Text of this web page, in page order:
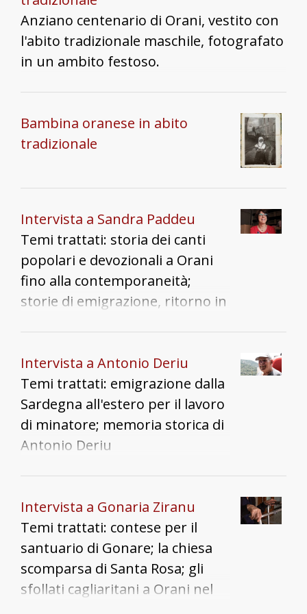
mancanza di biscotti o altri
dolci. Sig.ra Gigina aggiunge che
la festa di Sant’Andrea è stata
in grande. Vi partecipano le
confraternite e le persone in
le pandele dei santi in
santo viene portata sul carro
dei buoi vestiti a festa. Tonino
aggiunge che nonostante
Sant’Andrea sia il patrono del
paese, in passato la festa
principale era San Daniele, il 13
una grandissima festa, oggi
ridimensionata come tante
altre. La chiacchierata prosegue
con il signor Luigi Paddeu che ci
racconta un aneddoto sulla
devozione alla madonna di
sopravvisse al favismo, sua
madre fece una promessa alla
Madonna: sarebbero andati ad
“estivare” sul monte dividendo
una cumbessia con un’altra
Anziano centenario di Orani, vestito con
l'abito tradizionale maschile, fotografato
in un ambito festoso.
Bambina oranese in abito
tradizionale
Intervista a Sandra Paddeu
Temi trattati: storia dei canti
popolari e devozionali a Orani
fino alla contemporaneità;
storie di emigrazione, ritorno in
Intervista a Antonio Deriu
Temi trattati: emigrazione dalla
Sardegna all'estero per il lavoro
di minatore; memoria storica di
Antonio Deriu
Intervista a Gonaria Ziranu
Temi trattati: contese per il
santuario di Gonare; la chiesa
scomparsa di Santa Rosa; gli
sfollati cagliaritani a Orani nel